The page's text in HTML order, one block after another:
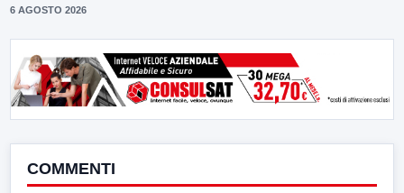
6 AGOSTO 2026
COMMENTI